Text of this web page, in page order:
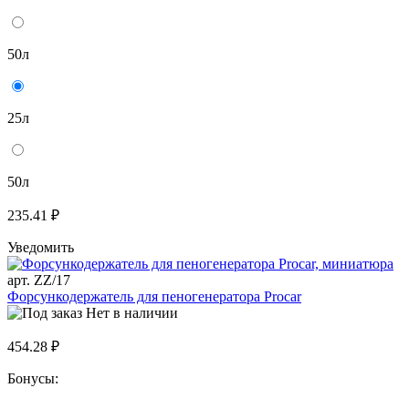
50л
25л
50л
235.41 ₽
Уведомить
арт. ZZ/17
Форсункодержатель для пеногенератора Procar
Нет в наличии
454.28 ₽
Бонусы: